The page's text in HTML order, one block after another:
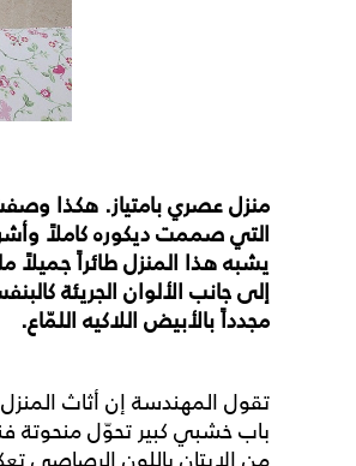
منزلعصريبامتياز. هكذا
التيصممتديكورهكاملاً
يشبههذا المنزلطائراًجميلاً
إلىجانب الألوان الجريئة
مجدداًبالأبيض اللاكيه اللمّاع.
تقول المهندسة إن أثاث
باب خشبي كبير تحوّل منحوتة